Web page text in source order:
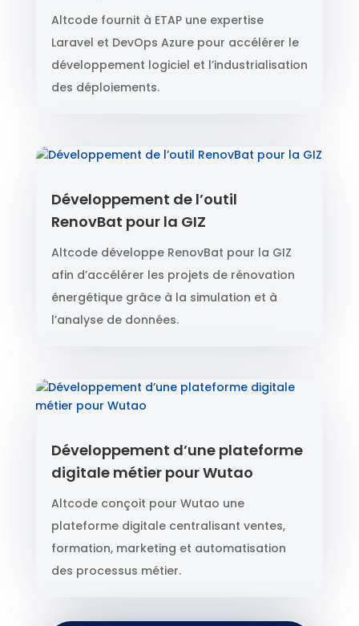
Altcode fournit à ETAP une expertise
Laravel et DevOps Azure pour accélérer le
développement logiciel et l’industrialisation
des déploiements.
Développement de l’outil
RenovBat pour la GIZ
Altcode développe RenovBat pour la GIZ
afin d’accélérer les projets de rénovation
énergétique grâce à la simulation et à
l’analyse de données.
Développement d’une plateforme
digitale métier pour Wutao
Altcode conçoit pour Wutao une
plateforme digitale centralisant ventes,
formation, marketing et automatisation
des processus métier.